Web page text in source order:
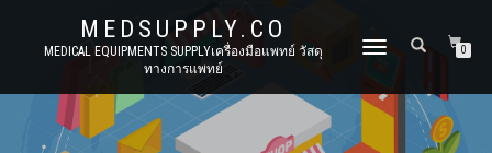
MEDSUPPLY.CO
MEDICAL EQUIPMENTS SUPPLYเครื่องมือแพทย์ วัสดุ
ทางการแพทย์
TOGGLE
0